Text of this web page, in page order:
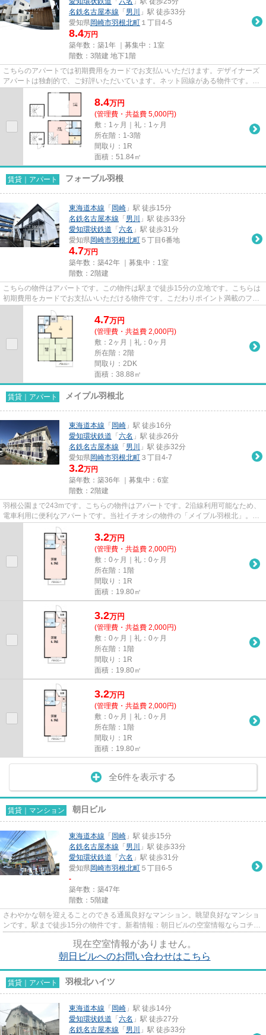
名鉄名古屋本線 「 男川
」駅 徒歩33分
愛知県岡崎市羽根北町 １丁目4-5
8.4万円
築年数：築1年 ｜募集中： 1室
階数：3階建 地下1階
こちらのアパートでは初期費用をカードでお支払いいただけます。デザイナーズ
アパートは独創的で、ご好評いただいています。ネット回線がある物件です。気
になるイチオシ物件情報：「...
8.4万円
(管理費・共益費 5,000円)
敷：1ヶ月｜礼：1ヶ月
所在階：1-3階
間取り：1R
面積：51.84㎡
賃貸｜アパート フォーブル羽根
東海道本線 「 岡崎 」駅 徒歩15分
名鉄名古屋本線 「 男川
」駅 徒歩33分
愛知環状鉄道 「 六名 」駅 徒歩31分
愛知県岡崎市羽根北町 ５丁目6番地
4.7万円
築年数：築42年 ｜募集中： 1室
階数：2階建
こちらの物件はアパートです。この物件は駅まで徒歩15分の立地です。こちらは
初期費用をカードでお支払いいただける物件です。こだわりポイント満載のフォ
ーブル羽根。岡崎市周辺で物...
4.7万円
(管理費・共益費 2,000円)
敷：2ヶ月｜礼：0ヶ月
所在階：2階
間取り：2DK
面積：38.88㎡
賃貸｜アパート メイプル羽根北
東海道本線 「 岡崎 」駅 徒歩16分
愛知環状鉄道 「 六名 」駅 徒歩26分
名鉄名古屋本線 「 男川
」駅 徒歩32分
愛知県岡崎市羽根北町 ３丁目4-7
3.2万円
築年数：築36年 ｜募集中： 6室
階数：2階建
羽根公園まで243mです。こちらの物件はアパートです。2沿線利用可能なため、
電車利用に便利なアパートです。当社イチオシの物件の「メイプル羽根北」。ぜ
ひ一度ご覧ください。より詳し...
3.2万円
(管理費・共益費 2,000円)
敷：0ヶ月｜礼：0ヶ月
所在階：1階
間取り：1R
面積：19.80㎡
3.2万円
(管理費・共益費 2,000円)
敷：0ヶ月｜礼：0ヶ月
所在階：1階
間取り：1R
面積：19.80㎡
3.2万円
(管理費・共益費 2,000円)
敷：0ヶ月｜礼：0ヶ月
所在階：1階
間取り：1R
面積：19.80㎡
全6件を表示する
賃貸｜マンション 朝日ビル
東海道本線 「 岡崎 」駅 徒歩15分
名鉄名古屋本線 「 男川
」駅 徒歩33分
愛知環状鉄道 「 六名 」駅 徒歩31分
愛知県岡崎市羽根北町 ５丁目6-5
-
築年数：築47年
階数：5階建
さわやかな朝を迎えることのできる通風良好なマンション。眺望良好なマンショ
ンです。駅まで徒歩15分の物件です。新着情報：朝日ビルの空室情報ならコチ
現在空室情報がありません。
朝日ビルへのお問い合わせはこちら
賃貸｜アパート 羽根北ハイツ
東海道本線 「 岡崎 」駅 徒歩14分
愛知環状鉄道 「 六名 」駅 徒歩27分
名鉄名古屋本線 「 男川
」駅 徒歩33分